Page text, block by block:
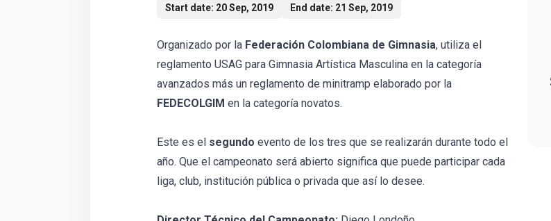
Start date: 20 Sep, 2019 End date: 21 Sep, 2019
Organizado por la Federación Colombiana de Gimnasia, utiliza el
reglamento USAG para Gimnasia Artística Masculina en la categoría
avanzados más un reglamento de minitramp elaborado por la
FEDECOLGIM en la categoría novatos.
Este es el segundo evento de los tres que se realizarán durante todo el
año. Que el campeonato será abierto significa que puede participar cada
liga, club, institución pública o privada que así lo desee.